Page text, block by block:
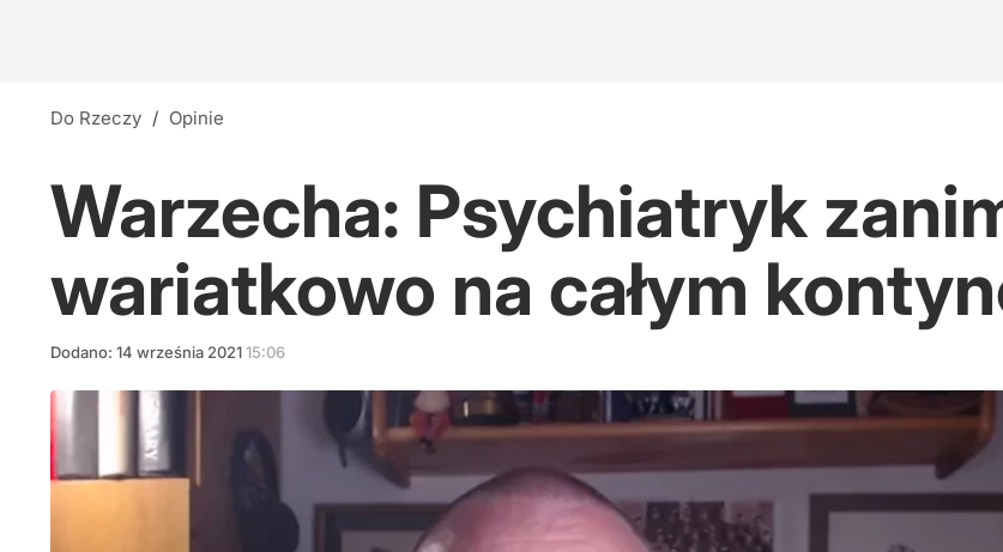
Do Rzeczy / Opinie
Warzecha: Psychiatryk
wariatkowo na całym
Dodano: 14 września 202115:06